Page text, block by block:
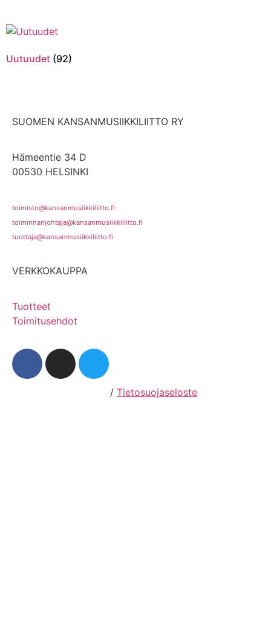
Uutuudet (92)
SUOMEN KANSANMUSIIKKILIITTO RY
Hämeentie 34 D
00530 HELSINKI
toimisto@kansanmusiikkiliitto.fi
toiminnanjohtaja@kansanmusiikkiliitto.fi
tuottaja@kansanmusiikkiliitto.fi
VERKKOKAUPPA
Tuotteet
Toimitusehdot
/ Tietosuojaseloste